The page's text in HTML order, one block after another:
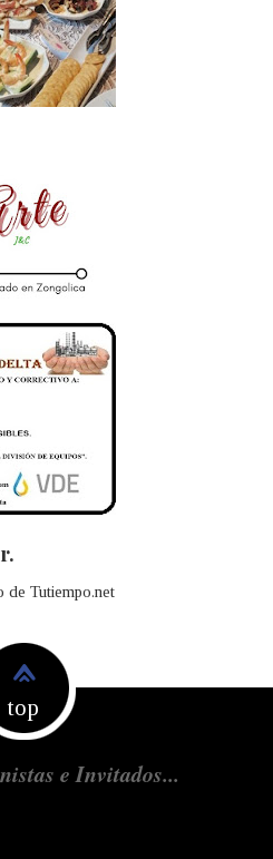
de Tutiempo.net
top
e Invitados...